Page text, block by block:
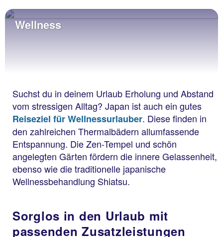
Wellness
Suchst du in deinem Urlaub Erholung und Abstand
vom stressigen Alltag? Japan ist auch ein gutes
Reiseziel für Wellnessurlauber. Diese finden in
den zahlreichen Thermalbädern allumfassende
Entspannung. Die Zen-Tempel und schön
angelegten Gärten fördern die innere Gelassenheit,
ebenso wie die traditionelle japanische
Wellnessbehandlung Shiatsu.
Sorglos in den Urlaub mit
passenden Zusatzleistungen